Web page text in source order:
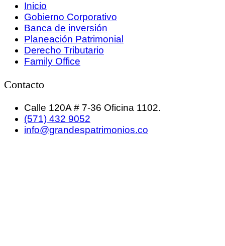
Inicio
Gobierno Corporativo
Banca de inversión
Planeación Patrimonial
Derecho Tributario
Family Office
Contacto
Calle 120A # 7-36 Oficina 1102.
(571) 432 9052
info@grandespatrimonios.co